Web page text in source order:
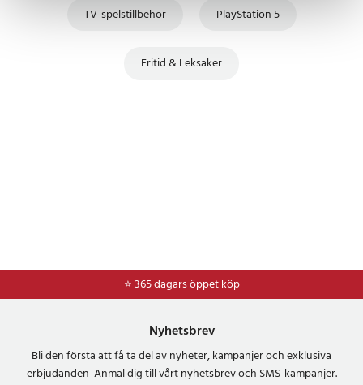
TV-spelstillbehör PlayStation 5
Fritid & Leksaker
⭐ 365 dagars öppet köp
Nyhetsbrev
Bli den första att få ta del av nyheter, kampanjer och exklusiva
erbjudanden Anmäl dig till vårt nyhetsbrev och SMS-kampanjer.